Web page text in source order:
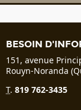
BESOIN
151, avenue
Rouyn-Noranda
T. 819 762-3435